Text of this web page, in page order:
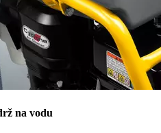
na vodu